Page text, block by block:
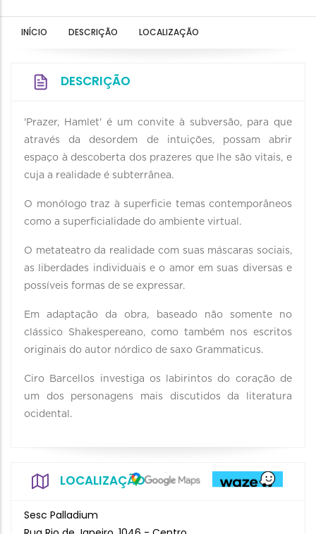
INÍCIO DESCRIÇÃO LOCALIZAÇÃO
DESCRIÇÃO
'Prazer, Hamlet' é um convite à subversão, para que
através da desordem de intuições, possam abrir
espaço à descoberta dos prazeres que lhe são vitais, e
cuja a realidade é subterrânea.
O monólogo traz à superficie temas contemporâneos
como a superficialidade do ambiente virtual.
O metateatro da realidade com suas máscaras sociais,
as liberdades individuais e o amor em suas diversas e
possíveis formas de se expressar.
Em adaptação da obra, baseado não somente no
clássico Shakespereano, como também nos escritos
originais do autor nórdico de saxo Grammaticus.
Ciro Barcellos investiga os labirintos do coração de
um dos personagens mais discutidos da literatura
ocidental.
LOCALIZAÇÃO
Sesc Palladium